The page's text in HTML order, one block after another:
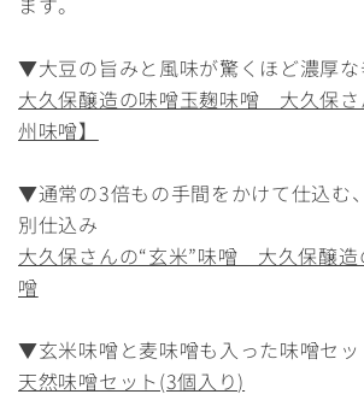
▼大豆の旨みと風味が驚くほど濃厚
大久保醸造の味噌玉麹味噌 大久保さ
州味噌】
▼通常の3倍もの手間をかけて仕込む
別仕込み
大久保さんの“玄米”味噌 大久保醸造
噌
▼玄米味噌と麦味噌も入った味噌セッ
天然味噌セット(3個入り)